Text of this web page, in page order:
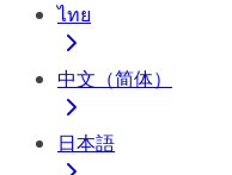
ไทย
中文（简体）
日本語